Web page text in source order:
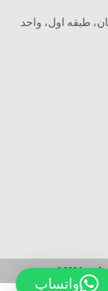
طبقه اول، واحد
2024©
واتساپ